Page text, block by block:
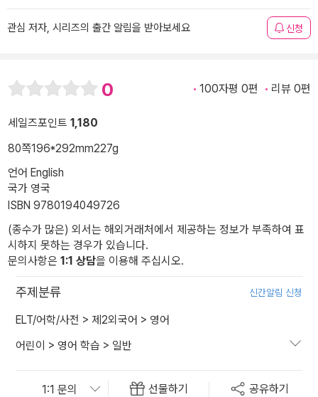
관심 저자, 시리즈의 출간 알림을 받아보세요 신청
0 100자평 0편 리뷰 0편
세일즈포인트 1,180
80쪽196*292mm227g
언어 English
국가 영국
ISBN 9780194049726
(종수가 많은) 외서는 해외거래처에서 제공하는 정보가 부족하여 표
시하지 못하는 경우가 있습니다.
문의사항은 1:1 상담을 이용해 주십시오.
주제분류 신간알림 신청
ELT/어학/사전 > 제2외국어 > 영어
어린이 > 영어 학습 > 일반
선물하기 공유하기